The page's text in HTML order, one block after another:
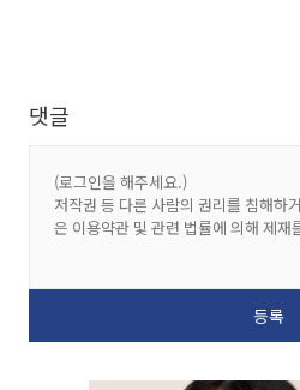
댓글